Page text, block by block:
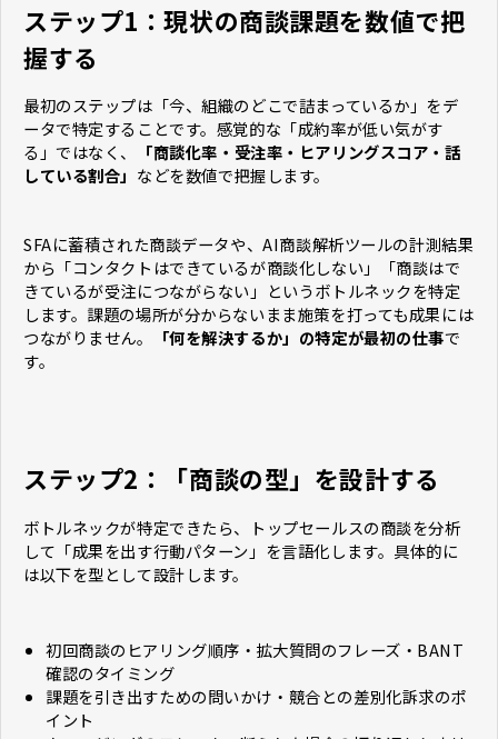
ステップ1：現状の商談課題を数値で把
握する
最初のステップは「今、組織のどこで詰まっているか」をデ
ータで特定することです。感覚的な「成約率が低い気がす
る」ではなく、
「商談化率・受注率・ヒアリングスコア・話
している割合」 などを数値で把握します。
SFAに蓄積された商談データや、AI商談解析ツールの計測結果
から「コンタクトはできているが商談化しない」「商談はで
きているが受注につながらない」というボトルネックを特定
します。課題の場所が分からないまま施策を打っても成果には
つながりません。
「何を解決するか」の特定が最初の仕事で
す。
ステップ2：「商談の型」を設計する
ボトルネックが特定できたら、トップセールスの商談を分析
して「成果を出す行動パターン」を言語化します。具体的に
は以下を型として設計します。
初回商談のヒアリング順序・拡大質問のフレーズ・BANT
確認のタイミング
課題を引き出すための問いかけ・競合との差別化訴求のポ
イント